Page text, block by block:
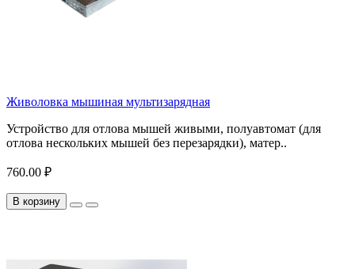
Живоловка мышиная мультизарядная
Устройство для отлова мышей живыми, полуавтомат (для
отлова нескольких мышей без перезарядки), матер..
760.00 ₽
В корзину